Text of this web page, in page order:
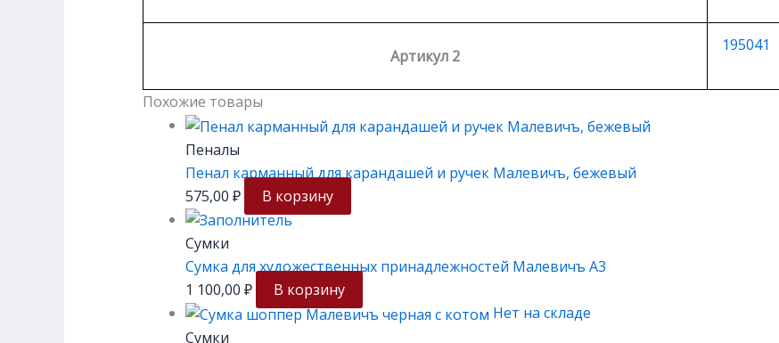
Артикул 2
195041
Похожие товары
Пеналы
Пенал карманный для карандашей и ручек Малевичъ, бежевый
575,00 ₽ В корзину
Сумки
Сумка для художественных принадлежностей Малевичъ А3
1 100,00 ₽
В корзину
Нет на складе
Сумки